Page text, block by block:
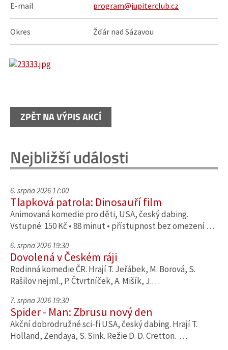
E-mail program@jupiterclub.cz
Okres Žďár nad Sázavou
ZPĚT NA VÝPIS AKCÍ
Nejbližší události
6. srpna 2026 17:00
Tlapková patrola: Dinosauří film
Animovaná komedie pro děti, USA, český dabing.
Vstupné: 150 Kč • 88 minut • přístupnost bez omezení …
6. srpna 2026 19:30
Dovolená v Českém ráji
Rodinná komedie ČR. Hrají T. Jeřábek, M. Borová, S.
Rašilov nejml., P. Čtvrtníček, A. Mišík, J.…
7. srpna 2026 19:30
Spider - Man: Zbrusu nový den
Akční dobrodružné sci-fi USA, český dabing. Hrají T.
Holland, Zendaya, S. Sink. Režie D. D. Cretton. …